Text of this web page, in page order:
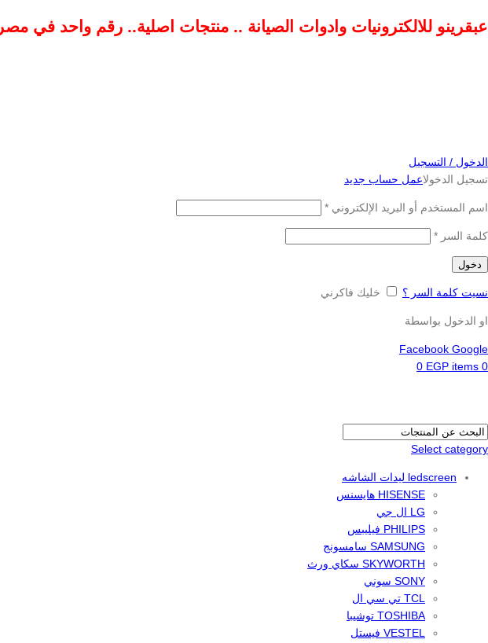
عبقرينو للالكترونيات وادوات الصيانة .. منتجات اصلية.. رقم واحد في مصر
الدخول / التسجيل
تسجيل الدخولاعمل حساب جديد
اسم المستخدم أو البريد الإلكتروني *
كلمة السر *
دخول
نسيت كلمة السر ؟ خليك فاكرني
او الدخول بواسطة
Facebook Google
0
items
0 EGP
Select category
ledscreen ليدات الشاشه
HISENSE هايسنس
LG ال جي
PHILIPS فيليبس
SAMSUNG سامسونج
SKYWORTH سكاي ورث
SONY سوني
TCL تي سي ال
TOSHIBA توشيبا
VESTEL فيستل